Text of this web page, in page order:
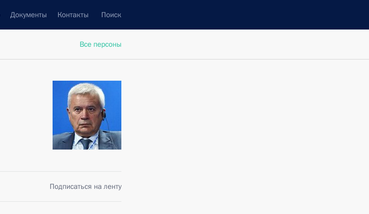
Документы Контакты Поиск
Все персоны
Подписаться на ленту